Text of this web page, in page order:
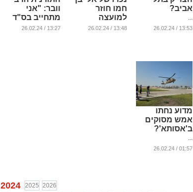
אביב?
...
13:53 / 26.02.24
חמו חוזר
למועצה
...
13:48 / 26.02.24
וובר: "אני
מתחייב בס"ד
להתנהל
13:27 / 26.02.24
מדוע נחתו
אמש מסוקים
ב'אסותא'?
...
01:57 / 26.02.24
2024 2025 2026